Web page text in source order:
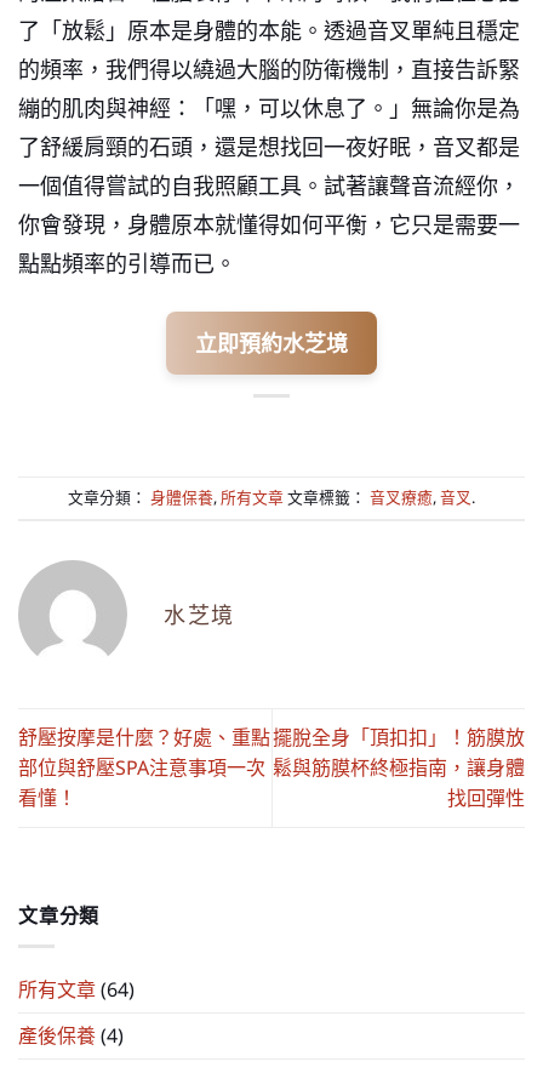
文章分類
所有文章(64)
產後保養(4)
了「放鬆」原本是身體的本能。透過音叉單純且穩定
的頻率，我們得以繞過大腦的防衛機制，直接告訴緊
繃的肌肉與神經：「嘿，可以休息了。」無論你是為
了舒緩肩頸的石頭，還是想找回一夜好眠，音叉都是
一個值得嘗試的自我照顧工具。試著讓聲音流經你，
你會發現，身體原本就懂得如何平衡，它只是需要一
點點頻率的引導而已。
立即預約水芝境
文章分類： 身體保養,所有文章文章標籤： 音叉療癒,音叉.
水芝境
舒壓按摩是什麼？好處、重點
部位與舒壓SPA注意事項一次
看懂！
擺脫全身「頂扣扣」！筋膜放
鬆與筋膜杯終極指南，讓身體
找回彈性